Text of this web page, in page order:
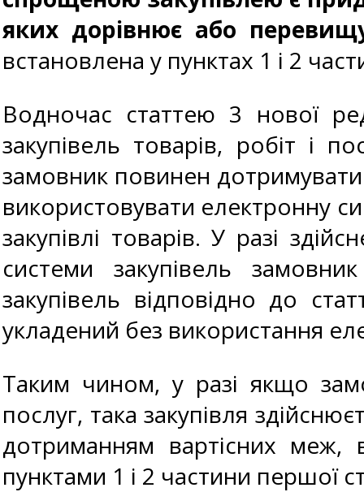
яких дорівнює або
встановлена у пунктах 1 і 2
Водночас статтею 3 нової
закупівель товарів, робіт і
замовник повинен
використовувати електронну
закупівлі товарів. У разі
системи закупівель
закупівель відповідно до
укладений без використання
Таким чином, у разі якщо
послуг, така закупівля
дотриманням вартісних меж,
пунктами 1 і 2 частини першої